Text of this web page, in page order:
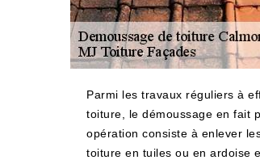
Parmi les travaux réguliers à
toiture, le démoussage en fait
opération consiste à enlever
toiture en tuiles ou en ardoise